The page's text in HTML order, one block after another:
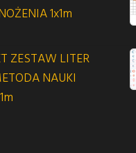
1x1m
ZESTAW LITER
NAUKI